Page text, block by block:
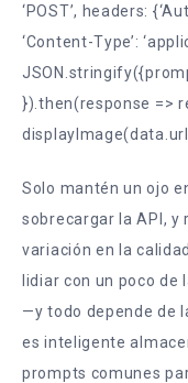
‘POST’, headers:
‘Content-Type’:
}).then(response =>
Solo mantén un ojo
sobrecargar la API, y
variación en la
lidiar con un poco
—y todo depende de
es inteligente
prompts comunes